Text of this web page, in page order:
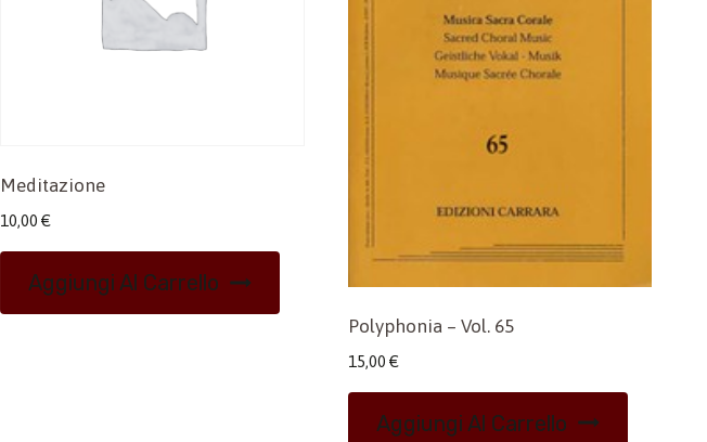
Meditazione
10,00 €
Aggiungi Al Carrello
Polyphonia – Vol. 65
15,00 €
Aggiungi Al Carrello